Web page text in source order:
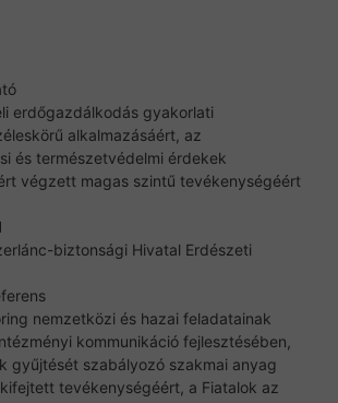
erdőgazdálkodás gyakorlati
alkalmazásáért, az
és természetvédelmi érdekek
végzett magas szintű tevékenységéért
biztonsági Hivatal Erdészeti
nemzetközi és hazai feladatainak
kommunikáció fejlesztésében,
gyűjtését szabályozó szakmai anyag
tevékenységéért, a Fiatalok az